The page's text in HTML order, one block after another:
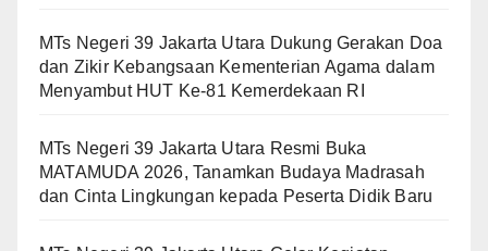
MTs Negeri 39 Jakarta Utara Dukung Gerakan Doa
dan Zikir Kebangsaan Kementerian Agama dalam
Menyambut HUT Ke-81 Kemerdekaan RI
MTs Negeri 39 Jakarta Utara Resmi Buka
MATAMUDA 2026, Tanamkan Budaya Madrasah
dan Cinta Lingkungan kepada Peserta Didik Baru